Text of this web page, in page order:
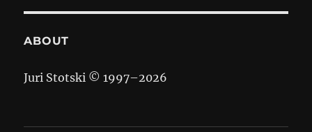
ABOUT
Juri Stotski © 1997–2026